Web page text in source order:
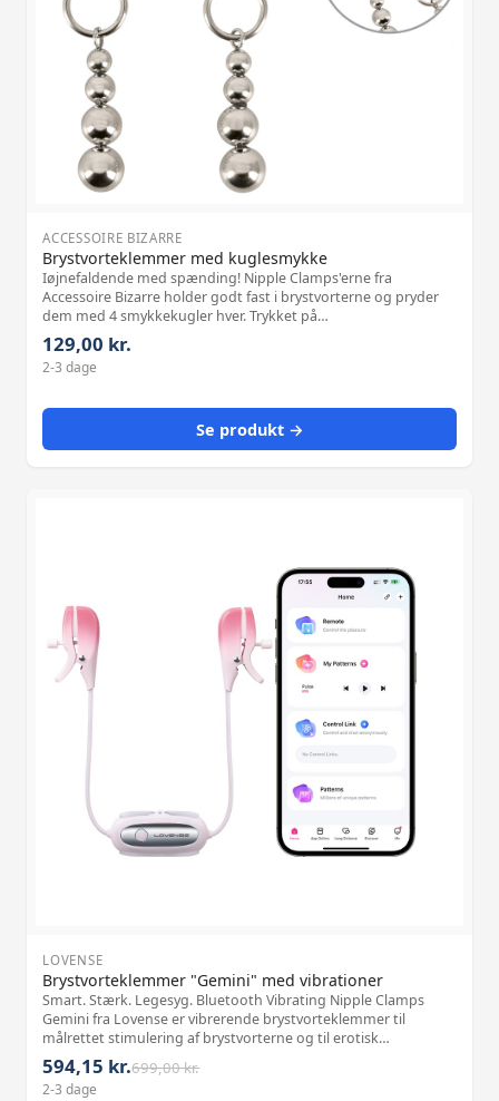
ACCESSOIRE BIZARRE
Brystvorteklemmer med kuglesmykke
Iøjnefaldende med spænding! Nipple Clamps'erne fra
Accessoire Bizarre holder godt fast i brystvorterne og pryder
dem med 4 smykkekugler hver. Trykket på
brystvorteklemmerne kan justeres individuelt ved hjælp af
skubberingene. De bløde betræk gør dem mere
129,00 kr.
2-3 dage
Se produkt →
LOVENSE
Brystvorteklemmer "Gemini" med vibrationer
Smart. Stærk. Legesyg. Bluetooth Vibrating Nipple Clamps
Gemini fra Lovense er vibrerende brystvorteklemmer til
målrettet stimulering af brystvorterne og til erotisk
intensivering af en lang række oplevelser. De kombinerer
ergonomisk design og innovativ t
594,15 kr.699,00 kr.
2-3 dage